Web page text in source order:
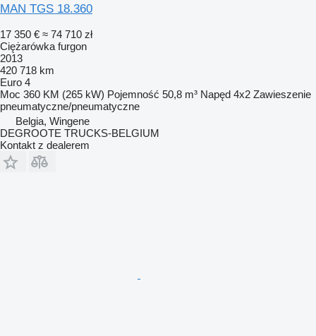
MAN TGS 18.360
17 350 € ≈ 74 710 zł
Ciężarówka furgon
2013
420 718 km
Euro 4
Moc 360 KM (265 kW) Pojemność 50,8 m³ Napęd 4x2 Zawieszenie
pneumatyczne/pneumatyczne
Belgia, Wingene
DEGROOTE TRUCKS-BELGIUM
Kontakt z dealerem